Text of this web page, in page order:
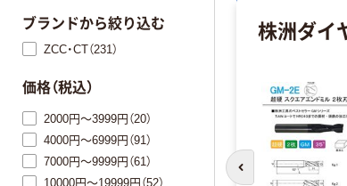
株洲ダイ
前のスライドへ
ブランドから絞り込む
ZCC・CT（231）
価格（税込）
2000円～3999円（20）
4000円～6999円（91）
7000円～9999円（61）
10000円～19999円（52）